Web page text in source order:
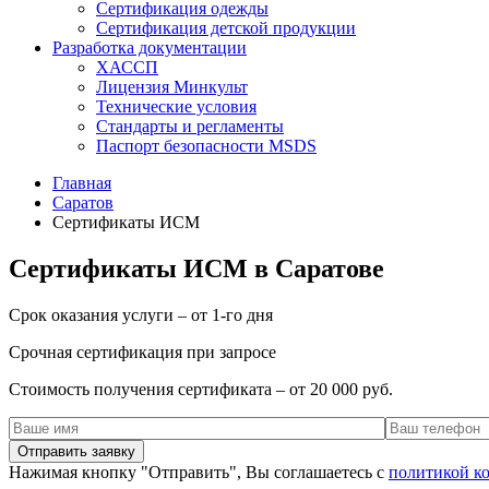
Сертификация одежды
Сертификация детской продукции
Разработка документации
ХАССП
Лицензия Минкульт
Технические условия
Стандарты и регламенты
Паспорт безопасности MSDS
Главная
Саратов
Сертификаты ИСМ
Сертификаты ИСМ в Саратове
Срок оказания услуги – от 1-го дня
Срочная сертификация при запросе
Стоимость получения сертификата – от 20 000 руб.
Нажимая кнопку "Отправить", Вы соглашаетесь с политикой